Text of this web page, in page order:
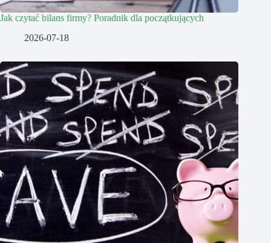
Jak czytać bilans firmy? Poradnik dla początkujących
2026-07-18